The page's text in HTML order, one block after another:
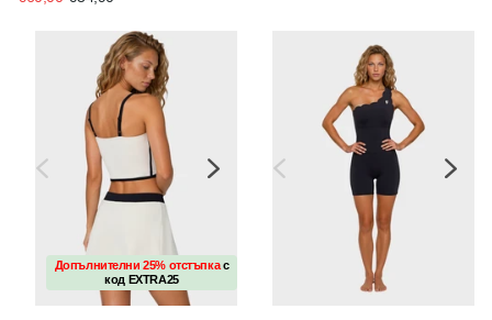
Допълнителни 25% отстъпкас
код EXTRA25
Допълнителни 25% отстъпка
EXTRA25